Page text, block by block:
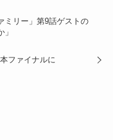
ミリー」第9話ゲストの
ファイナルに